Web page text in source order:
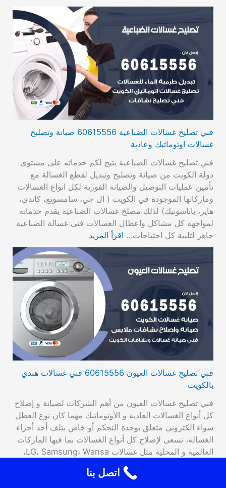
فني تصليح غسالات الضباعية 60615556 صيانة وتصليح
غسالات اوتوماتيك وعادية
فني تصليح غسالات الضباعية يتيح لكم خدماته على مستوى
دولة الكويت من صيانة وتصليح وتبديل لقطع الغسالة مع
تأمين عمليات التوصيل والصيانة الفورية لكل انواع الغسالات
وماركاتها الموجودة في الكويت ( ال جي، سامسونغ، كاندي،
هاير، باناسونيك) لذلك مصلح غسالات الضباعية يقدم خدماته
لمواجهة كل مشاكل واعطال الغسالات فني غسالة الضباعية
جاهز لتلبية كل احتياجات… اقرأ المزيد
فني تصليح غسالات العيون 60615556 فني غسالات هندي
بالكويت
فني تصليح غسالات العيون من أهم الشركات لصيانة و إصلاح
كل أنواع الغسالات العادية و الأوتوماتيك مهما كان نوع العطل
سواء الكتروني متعلق بوحدة التحكم أو خاص بتلف أحد أجزاء
الغسالة، نسعى لإصلاح كل أنواع الغسالات بما فيها الماركات
العالمية و المحلية مثل غسالات LG، Samsung، Wansa،
يعالج فني تصليح غسالات أتوماتيك العيون أعطال الغسالات…
اتصل بنا